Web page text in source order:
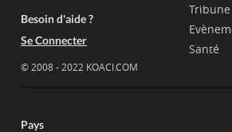
Besoin d'aide ?
Se Connecter
© 2008 - 2022 KOACI.COM
Tribune
Santé
Pays